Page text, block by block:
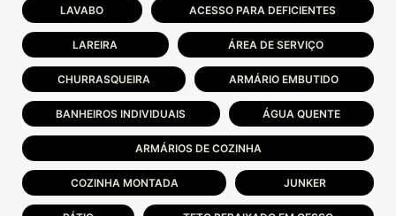
LAVABO ACESSO PARA DEFICIENTES
LAREIRA ÁREA DE SERVIÇO
CHURRASQUEIRA ARMÁRIO EMBUTIDO
BANHEIROS INDIVIDUAIS ÁGUA QUENTE
ARMÁRIOS DE COZINHA
COZINHA MONTADA JUNKER